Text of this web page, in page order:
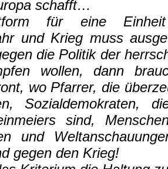
schafft…
für eine Einheit
und Krieg muss
die Politik der
wollen, dann
wo Pfarrer, die
Sozialdemokraten,
sind,
und
gegen den Krieg!